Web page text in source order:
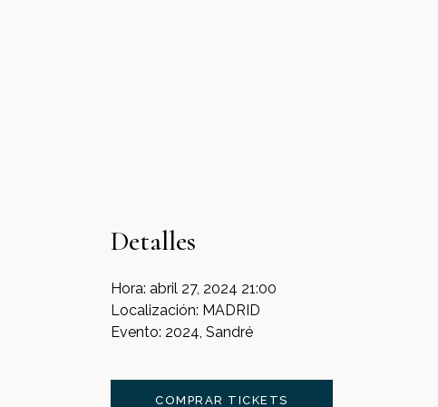
Detalles
Hora: abril 27, 2024 21:00
Localización: MADRID
Evento: 2024, Sandré
COMPRAR TICKETS